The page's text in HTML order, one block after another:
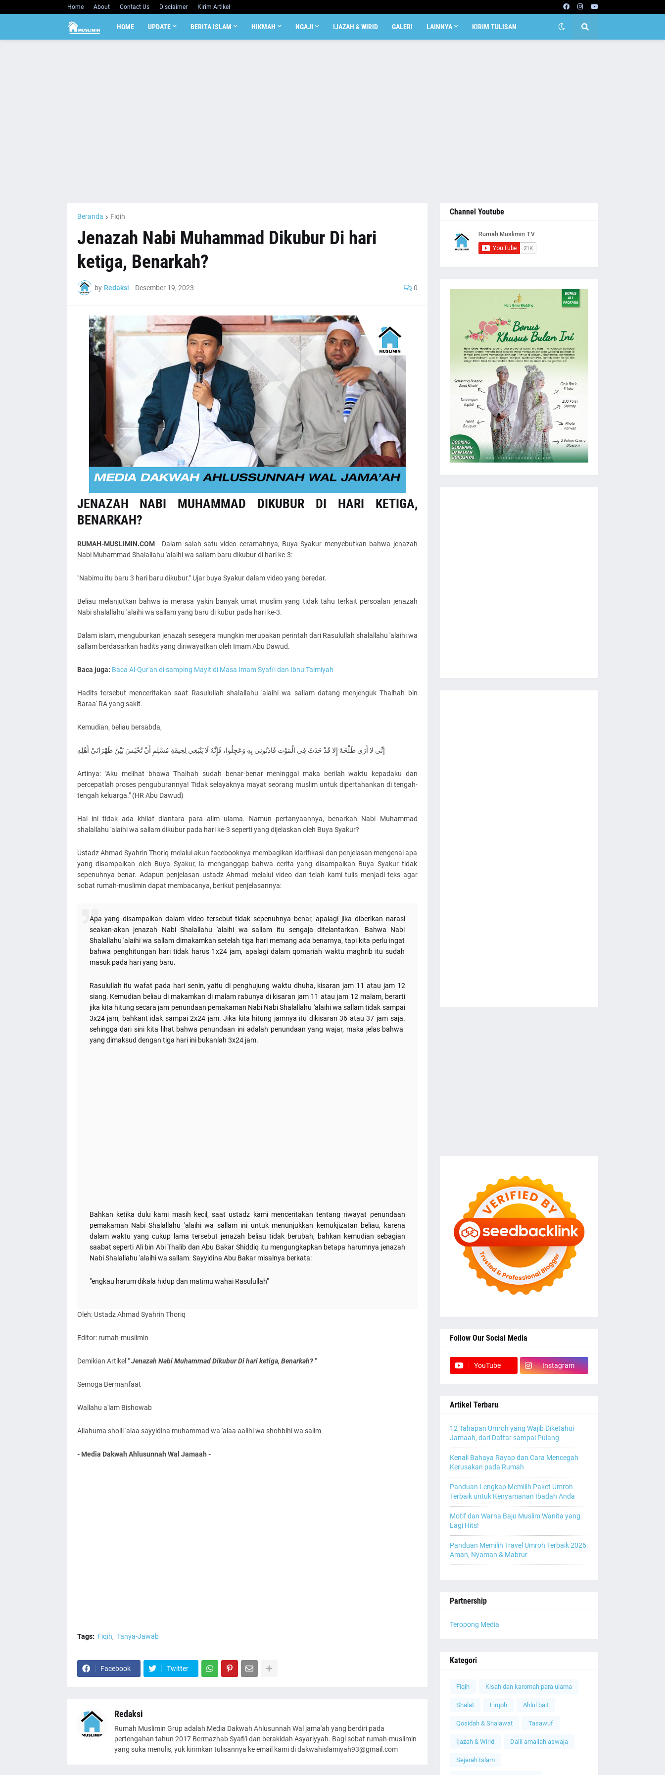
Home About Contact Us Disclaimer Kirim Artikel
HOME UPDATE BERITA ISLAM HIKMAH NGAJI IJAZAH & WIRID GALERI LAINNYA KIRIM TULISAN
Beranda Fiqih
Jenazah Nabi Muhammad Dikubur Di hari
ketiga, Benarkah?
by Redaksi - Desember 19, 2023 0
JENAZAH NABI MUHAMMAD DIKUBUR DI HARI KETIGA,
BENARKAH?
RUMAH-MUSLIMIN.COM- Dalam salah satu video ceramahnya, Buya Syakur menyebutkan bahwa jenazah
Nabi Muhammad Shalallahu 'alaihi wa sallam baru dikubur di hari ke-3:
"Nabimu itu baru 3 hari baru dikubur." Ujar buya Syakur dalam video yang beredar.
Beliau melanjutkan bahwa ia merasa yakin banyak umat muslim yang tidak tahu terkait persoalan jenazah
Nabi shalallahu 'alaihi wa sallam yang baru di kubur pada hari ke-3.
Dalam islam, menguburkan jenazah sesegera mungkin merupakan perintah dari Rasulullah shalallahu 'alaihi wa
sallam berdasarkan hadits yang diriwayatkan oleh Imam Abu Dawud.
Baca juga: Baca Al-Qur'an di samping Mayit di Masa Imam Syafi'i dan Ibnu Taimiyah
Hadits tersebut menceritakan saat Rasulullah shalallahu 'alaihi wa sallam datang menjenguk Thalhah bin
Baraa' RA yang sakit.
Kemudian, beliau bersabda,
إنِّي لا أَرَى طَلْحَةَ إِلا قَدْ حَدَثَ فِي الْمَوْت فَاذَنُونِي بِهِ وَعَجِلُوا، فَإِنَّهُ لَا يَنْبَغِي لِحِيفَةِ مُسْلِمٍ أَنْ تُحْبَسَ بَيْنَ ظَهْرَانَيْ أَهْلِهِ
Artinya: "Aku melihat bhawa Thalhah sudah benar-benar meninggal maka berilah waktu kepadaku dan
percepatlah proses penguburannya! Tidak selayaknya mayat seorang muslim untuk dipertahankan di tengah-
tengah keluarga." (HR Abu Dawud)
Hal ini tidak ada khilaf diantara para alim ulama. Namun pertanyaannya, benarkah Nabi Muhammad
shalallahu 'alaihi wa sallam dikubur pada hari ke-3 seperti yang dijelaskan oleh Buya Syakur?
Ustadz Ahmad Syahrin Thoriq melalui akun facebooknya membagikan klarifikasi dan penjelasan mengenai apa
yang disampaikan oleh Buya Syakur, ia menganggap bahwa cerita yang disampaikan Buya Syakur tidak
sepenuhnya benar. Adapun penjelasan ustadz Ahmad melalui video dan telah kami tulis menjadi teks agar
sobat rumah-muslimin dapat membacanya, berikut penjelasannya:
Apa yang disampaikan dalam video tersebut tidak sepenuhnya benar, apalagi jika diberikan narasi
seakan-akan jenazah Nabi Shalallahu 'alaihi wa sallam itu sengaja ditelantarkan. Bahwa Nabi
Shalallahu 'alaihi wa sallam dimakamkan setelah tiga hari memang ada benarnya, tapi kita perlu ingat
bahwa penghitungan hari tidak harus 1x24 jam, apalagi dalam qomariah waktu maghrib itu sudah
masuk pada hari yang baru.
Rasulullah itu wafat pada hari senin, yaitu di penghujung waktu dhuha, kisaran jam 11 atau jam 12
siang. Kemudian beliau di makamkan di malam rabunya di kisaran jam 11 atau jam 12 malam, berarti
jika kita hitung secara jam penundaan pemakaman Nabi Nabi Shalallahu 'alaihi wa sallam tidak sampai
3x24 jam, bahkant idak sampai 2x24 jam. Jika kita hitung jamnya itu dikisaran 36 atau 37 jam saja.
sehingga dari sini kita lihat bahwa penundaan ini adalah penundaan yang wajar, maka jelas bahwa
yang dimaksud dengan tiga hari ini bukanlah 3x24 jam.
Bahkan ketika dulu kami masih kecil, saat ustadz kami menceritakan tentang riwayat penundaan
pemakaman Nabi Shalallahu 'alaihi wa sallam ini untuk menunjukkan kemukjizatan beliau, karena
dalam waktu yang cukup lama tersebut jenazah beliau tidak berubah, bahkan kemudian sebagian
saabat seperti Ali bin Abi Thalib dan Abu Bakar Shiddiq itu mengungkapkan betapa harumnya jenazah
Nabi Shalallahu 'alaihi wa sallam. Sayyidina Abu Bakar misalnya berkata:
"engkau harum dikala hidup dan matimu wahai Rasulullah"
Oleh: Ustadz Ahmad Syahrin Thoriq
Editor: rumah-muslimin
Demikian Artikel "Jenazah Nabi Muhammad Dikubur Di hari ketiga, Benarkah? "
Semoga Bermanfaat
Wallahu a'lam Bishowab
Allahuma sholli 'alaa sayyidina muhammad wa 'alaa aalihi wa shohbihi wa salim
- Media Dakwah Ahlusunnah Wal Jamaah -
Tags: Fiqih Tanya-Jawab
Facebook Twitter
Redaksi
Rumah Muslimin Grup adalah Media Dakwah Ahlusunnah Wal jama'ah yang berdiri pada
pertengahan tahun 2017 Bermazhab Syafi'i dan berakidah Asyariyyah. Bagi sobat rumah-muslimin
yang suka menulis, yuk kirimkan tulisannya ke email kami di dakwahislamiyah93@gmail.com
Channel Youtube
Follow Our Social Media
YouTube Instagram
Artikel Terbaru
12 Tahapan Umroh yang Wajib Diketahui
Jamaah, dari Daftar sampai Pulang
Kenali Bahaya Rayap dan Cara Mencegah
Kerusakan pada Rumah
Panduan Lengkap Memilih Paket Umroh
Terbaik untuk Kenyamanan Ibadah Anda
Motif dan Warna Baju Muslim Wanita yang
Lagi Hits!
Panduan Memilih Travel Umroh Terbaik 2026:
Aman, Nyaman & Mabrur
Partnership
Teropong Media
Kategori
Fiqih Kisah dan karomah para ulama
Shalat Firqoh Ahlul bait
Qosidah & Shalawat Tasawuf
Ijazah & Wirid Dalil amaliah aswaja
Sejarah Islam